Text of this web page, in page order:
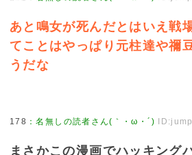
あと鳴女が死んだとはいえ戦
てことはやっぱり元柱達や禰
うだな
178 ：名無しの読者さん(｀・ω・´)
まさかこの漫画でハッキング